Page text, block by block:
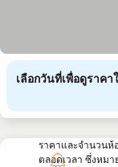
เลือกวันที่เพื่อดูราค
ราคาและจำนวนห้
ตลอดเวลา ซึ่งหม